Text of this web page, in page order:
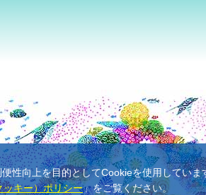
性向上を目的としてCookieを使用してい
ッキー）ポリシー」をご覧ください。